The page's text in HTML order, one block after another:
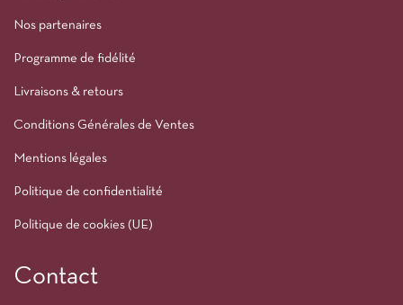
Nos partenaires
Programme de fidélité
Livraisons & retours
Conditions Générales de Ventes
Mentions légales
Politique de confidentialité
Politique de cookies (UE)
Contact